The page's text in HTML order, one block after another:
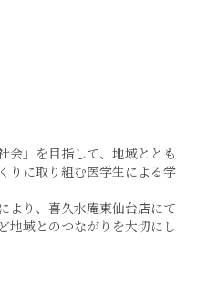
会」を目指して、地域ととも
りに取り組む医学生による学
より、喜久水庵東仙台店にて
地域とのつながりを大切にし